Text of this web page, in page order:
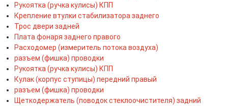
Рукоятка (ручка кулисы) КПП
Крепление втулки стабилизатора заднего
Трос двери задней
Плата фонаря заднего правого
Расходомер (измеритель потока воздуха)
разъем (фишка) проводки
Рукоятка (ручка кулисы) КПП
Кулак (корпус ступицы) передний правый
разъем (фишка) проводки
Щеткодержатель (поводок стеклоочистителя) задний